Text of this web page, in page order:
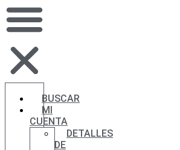
BUSCAR
MI
CUENTA
DETALLES
DE